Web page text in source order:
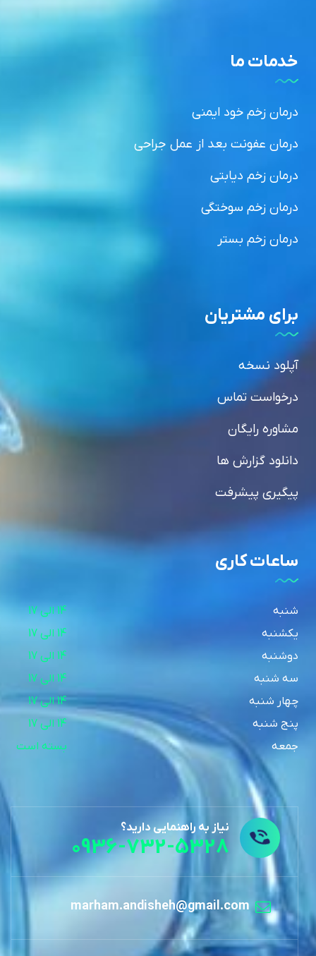
خدمات ما
درمان زخم خود ایمنی
درمان عفونت بعد از عمل جراحی
درمان زخم دیابتی
درمان زخم سوختگی
درمان زخم بستر
برای مشتریان
آپلود نسخه
درخواست تماس
مشاوره رایگان
دانلود گزارش ها
پیگیری پیشرفت
ساعات کاری
شنبه
14 الی 17
یکشنبه
14 الی 17
دوشنبه
14 الی 17
سه شنبه
14 الی 17
چهار شنبه
14 الی 17
پنج شنبه
14 الی 17
جمعه
بسته است
نیاز به راهنمایی دارید؟
0936-732-5328
marham.andisheh@gmail.com